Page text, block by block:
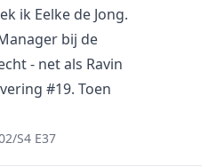
ik Eelke de Jong.
bij de
- net als Ravin
#19. Toen
/S4 E37